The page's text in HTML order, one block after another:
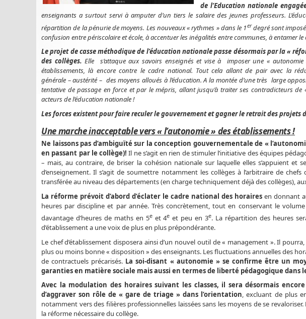
de l’Education nationale
enseignants a surtout servi à amputer d’un tiers le salaire des jeunes professeurs.
répartition de la pénurie de moyens. Les nouveaux « rythmes » dans le 1erdegré sont
confusion entre périscolaire et école, à accentuer les inégalités entre communes, à entamer
Le projet de casse méthodique de l’éducation nationale passe désormais par la «
des collèges.Elle s’attaque aux savoirs enseignés et vise à imposer une « autonomie
établissements, là encore contre le cadre national. Tout cela allant de pair avec la
générale – austérité – des moyens alloués à l’éducation. A la montée d’une très large
tentative de passage en force et par le mépris, allant jusqu’à traiter ses contradicteurs de
acteurs de l’éducation nationale !
Les forces existent pour faire reculer le gouvernement et gagner le retrait des projets
Une marche inacceptable vers « l’autonomie » des établissements !
Ne laissons pas d’ambiguïté sur la conception gouvernementale de «
en passant par le collège)! Il ne s’agit en rien de stimuler l’initiative des équipes
– mais, au contraire, de briser la cohésion nationale sur laquelle elles s’appuient et
d’enseignement. Il s’agit de soumettre notamment les collèges à l’arbitraire de
transférée au niveau des départements (en charge techniquement déjà des collèges),
La réforme prévoit d’abord d’éclater le cadre national des horaires en donnant
heures par discipline et par année. Très concrètement, tout en conservant le
davantage d’heures de maths en 5eet 4e et peu en 3e. La répartition des heures
d’établissement a une voix de plus en plus prépondérante.
Le chef d’établissement disposera ainsi d’un nouvel outil de « management ». Il
plus ou moins bonne « disposition » des enseignants. Les fluctuations annuelles des
de contractuels précarisés. La soi-disant « autonomie » se confirme être un
garanties en matière sociale mais aussi en termes de liberté pédagogique dans
Avec la modulation des horaires suivant les classes, il sera désormais
d’aggraver son rôle de « gare de triage » dans l’orientation, excluant de plus
notamment vers des filières professionnelles laissées sans les moyens de se
la réforme nécessaire du collège.